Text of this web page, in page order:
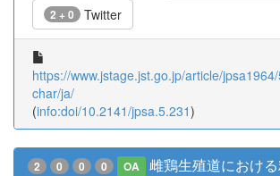
2 + 0 Twitter
https://www.jstage.jst.go.jp/article/
char/ja/
(info:doi/10.2141/jpsa.5.231)
2 0 0 0 OA 雌鶏生殖道におけ